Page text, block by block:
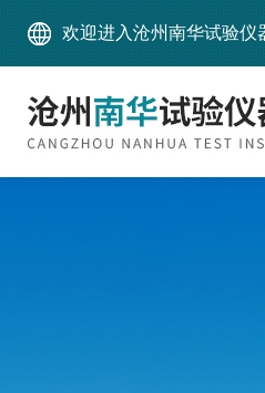
欢迎进入沧州南华试验仪